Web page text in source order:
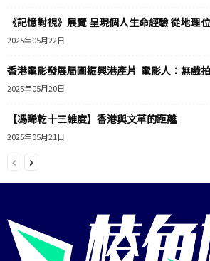
《記憶對視》展覽 呈現個人生命經驗 從地理
2025年05月22日
香港電影發展局圖振興港產片 電影人：無戲拍
2025年05月20日
【馮睎乾十三維度】香港與文革的距離
2025年05月21日